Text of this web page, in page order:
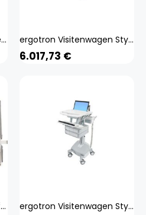
Lenovo 5N20W68287 Notebook-Ersatzteil Tastatur (5N20W68287) ergotron Visitenwagen StyleView SV44 Laptop grau für 1 Notebook, 1 Tastatur, 1 Maus
6.017,73 €
Lenovo Ausbauwerkzeug für Notebook-Tastatur, Notebook Ersatzteile ergotron Visitenwagen StyleView SV44 Laptop grau für 1 Notebook, 1 Tastatur, 1 Maus